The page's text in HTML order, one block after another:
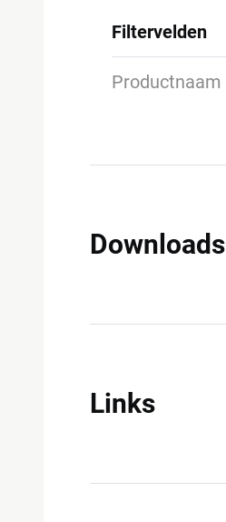
Filtervelden
Productnaam
Downloads
Links